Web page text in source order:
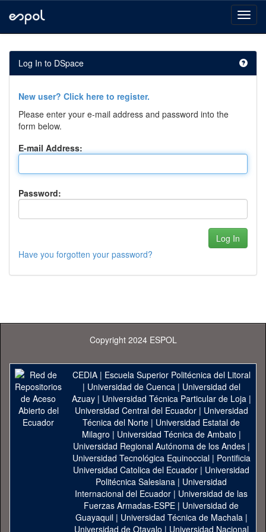
navigation
Log In to DSpace
New user? Click here to register.
Please enter your e-mail address and password into the
form below.
E-mail Address:
Password:
Have you forgotten your password?
Copyright 2024 ESPOL
CEDIA| Escuela Superior Politécnica del Litoral
| Universidad de Cuenca| Universidad del
Azuay| Universidad Técnica Particular de Loja|
Universidad Central del Ecuador| Universidad
Técnica del Norte | Universidad Estatal de
Milagro | Universidad Técnica de Ambato |
Universidad Regional Autónoma de los Andes|
Universidad Tecnológica Equinoccial| Pontificia
Universidad Catolica del Ecuador | Universidad
Politécnica Salesiana | Universidad
Internacional del Ecuador | Universidad de las
Fuerzas Armadas-ESPE | Universidad de
Guayaquil| Universidad Técnica de Machala|
Universidad de Otavalo | Universidad Nacional